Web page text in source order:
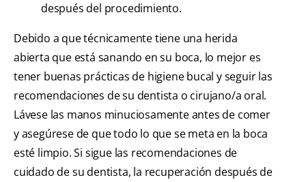
después del procedimiento.
Debido a que técnicamente tiene una herida
abierta que está sanando en su boca, lo mejor es
tener buenas prácticas de higiene bucal y seguir las
recomendaciones de su dentista o cirujano/a oral.
Lávese las manos minuciosamente antes de comer
y asegúrese de que todo lo que se meta en la boca
esté limpio. Si sigue las recomendaciones de
cuidado de su dentista, la recuperación después de